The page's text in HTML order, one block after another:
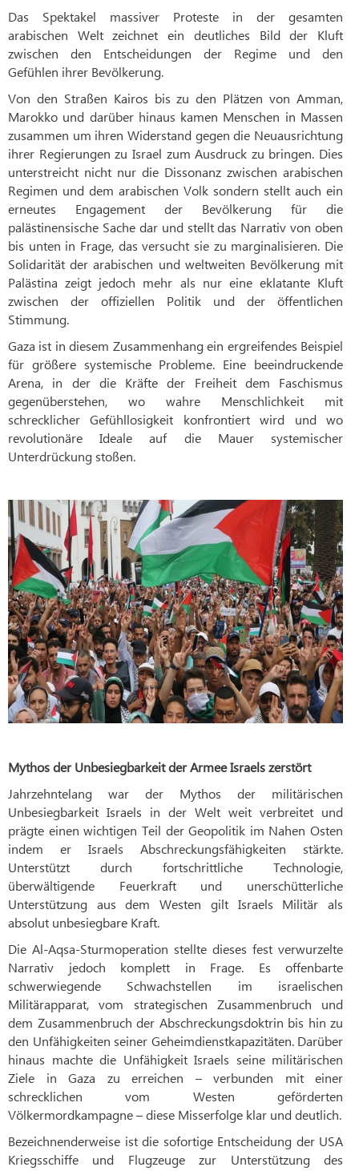
Das Spektakel massiver Proteste in der gesamten
arabischen Welt zeichnet ein deutliches Bild der Kluft
zwischen den Entscheidungen der Regime und den
Gefühlen ihrer Bevölkerung.
Von den Straßen Kairos bis zu den Plätzen von Amman,
Marokko und darüber hinaus kamen Menschen in Massen
zusammen um ihren Widerstand gegen die Neuausrichtung
ihrer Regierungen zu Israel zum Ausdruck zu bringen. Dies
unterstreicht nicht nur die Dissonanz zwischen arabischen
Regimen und dem arabischen Volk sondern stellt auch ein
erneutes Engagement der Bevölkerung für die
palästinensische Sache dar und stellt das Narrativ von oben
bis unten in Frage, das versucht sie zu marginalisieren. Die
Solidarität der arabischen und weltweiten Bevölkerung mit
Palästina zeigt jedoch mehr als nur eine eklatante Kluft
zwischen der offiziellen Politik und der öffentlichen
Stimmung.
Gaza ist in diesem Zusammenhang ein ergreifendes Beispiel
für größere systemische Probleme. Eine beeindruckende
Arena, in der die Kräfte der Freiheit dem Faschismus
gegenüberstehen, wo wahre Menschlichkeit mit
schrecklicher Gefühllosigkeit konfrontiert wird und wo
revolutionäre Ideale auf die Mauer systemischer
Unterdrückung stoßen.
Mythos der Unbesiegbarkeit der Armee Israels zerstört
Jahrzehntelang war der Mythos der militärischen
Unbesiegbarkeit Israels in der Welt weit verbreitet und
prägte einen wichtigen Teil der Geopolitik im Nahen Osten
indem er Israels Abschreckungsfähigkeiten stärkte.
Unterstützt durch fortschrittliche Technologie,
überwältigende Feuerkraft und unerschütterliche
Unterstützung aus dem Westen gilt Israels Militär als
absolut unbesiegbare Kraft.
Die Al-Aqsa-Sturmoperation stellte dieses fest verwurzelte
Narrativ jedoch komplett in Frage. Es offenbarte
schwerwiegende Schwachstellen im israelischen
Militärapparat, vom strategischen Zusammenbruch und
dem Zusammenbruch der Abschreckungsdoktrin bis hin zu
den Unfähigkeiten seiner Geheimdienstkapazitäten. Darüber
hinaus machte die Unfähigkeit Israels seine militärischen
Ziele in Gaza zu erreichen – verbunden mit einer
schrecklichen vom Westen geförderten
Völkermordkampagne – diese Misserfolge klar und deutlich.
Bezeichnenderweise ist die sofortige Entscheidung der USA
Kriegsschiffe und Flugzeuge zur Unterstützung des